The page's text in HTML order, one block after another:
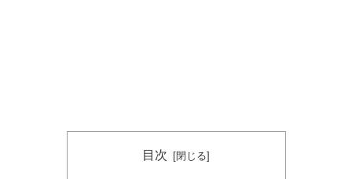
目次